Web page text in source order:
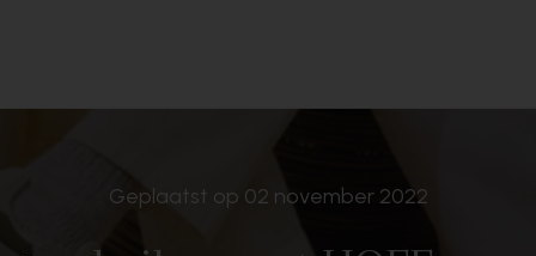
Geplaatst op 02 november 2022